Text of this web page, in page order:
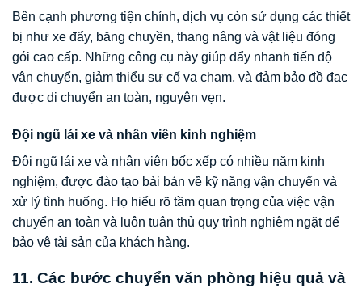
Bên cạnh phương tiện chính, dịch vụ còn sử dụng các thiết
bị như xe đẩy, băng chuyền, thang nâng và vật liệu đóng
gói cao cấp. Những công cụ này giúp đẩy nhanh tiến độ
vận chuyển, giảm thiểu sự cố va chạm, và đảm bảo đồ đạc
được di chuyển an toàn, nguyên vẹn.
Đội ngũ lái xe và nhân viên kinh nghiệm
Đội ngũ lái xe và nhân viên bốc xếp có nhiều năm kinh
nghiệm, được đào tạo bài bản về kỹ năng vận chuyển và
xử lý tình huống. Họ hiểu rõ tầm quan trọng của việc vận
chuyển an toàn và luôn tuân thủ quy trình nghiêm ngặt để
bảo vệ tài sản của khách hàng.
11. Các bước chuyển văn phòng hiệu quả và